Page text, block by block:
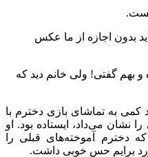
بدون اجازه از ما عکس
و بهم گفتی! ولی خانم دید که
کمی به تماشای بازی دخترم با
نشان می‌داد، ایستاده بود. او
دخترم آموخته‌های قبلی را
برایم حس خوبی داشت.